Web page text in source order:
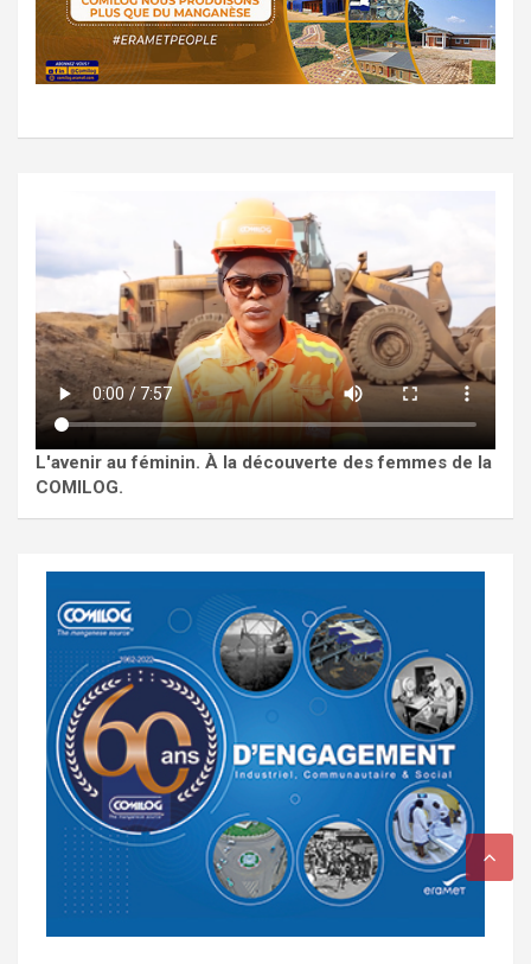
L'avenir au féminin. À la découverte des femmes de la
COMILOG.